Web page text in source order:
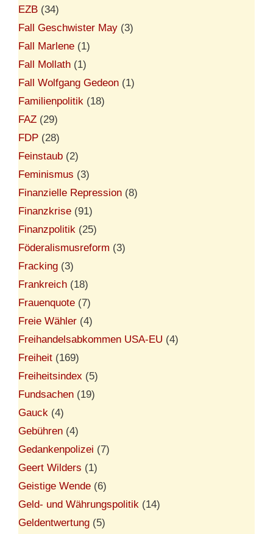
EZB (34)
Fall Geschwister May (3)
Fall Marlene (1)
Fall Mollath (1)
Fall Wolfgang Gedeon (1)
Familienpolitik (18)
FAZ (29)
FDP (28)
Feinstaub (2)
Feminismus (3)
Finanzielle Repression (8)
Finanzkrise (91)
Finanzpolitik (25)
Föderalismusreform (3)
Fracking (3)
Frankreich (18)
Frauenquote (7)
Freie Wähler (4)
Freihandelsabkommen USA-EU (4)
Freiheit (169)
Freiheitsindex (5)
Fundsachen (19)
Gauck (4)
Gebühren (4)
Gedankenpolizei (7)
Geert Wilders (1)
Geistige Wende (6)
Geld- und Währungspolitik (14)
Geldentwertung (5)